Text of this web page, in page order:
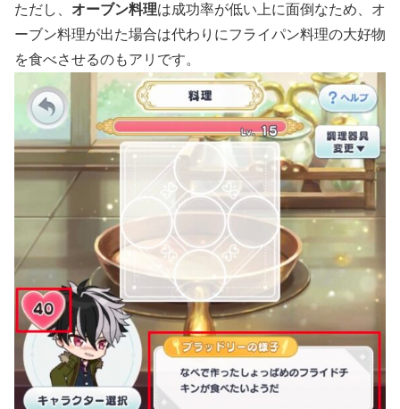
ただし、 オーブン料理は成功率が低い上に面倒なため、オ
ーブン料理が出た場合は代わりにフライパン料理の大好物
を食べさせるのもアリです。